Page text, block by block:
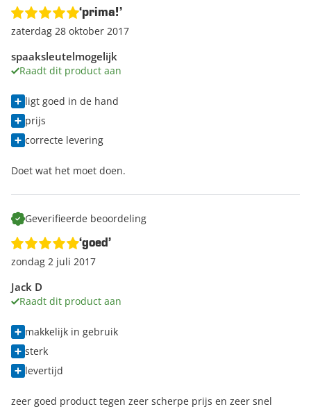
spaaksleutelmogelijk
Raadt dit product aan
‘prima!’
zaterdag 28 oktober 2017
ligt goed in de hand
prijs
correcte levering
Doet wat het moet doen.
Geverifieerde beoordeling
Jack D
Raadt dit product aan
‘goed’
zondag 2 juli 2017
makkelijk in gebruik
sterk
levertijd
zeer goed product tegen zeer scherpe prijs en zeer snel